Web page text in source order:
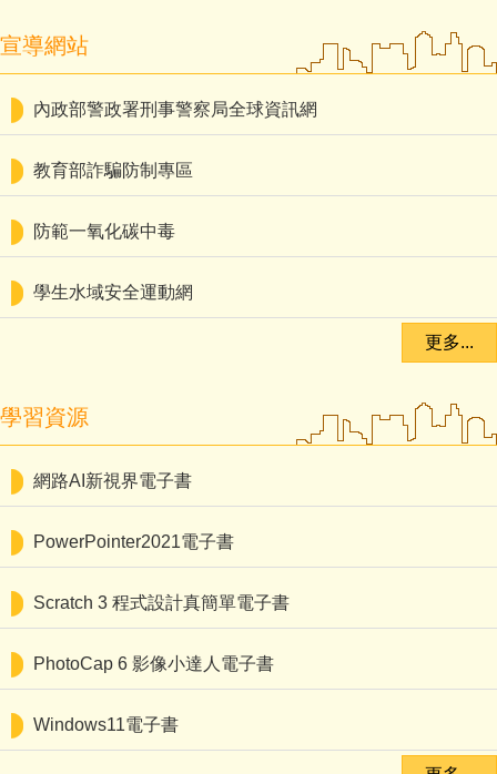
宣導網站
內政部警政署刑事警察局全球資訊網
教育部詐騙防制專區
防範一氧化碳中毒
學生水域安全運動網
更多...
學習資源
網路AI新視界電子書
PowerPointer2021電子書
Scratch 3 程式設計真簡單電子書
PhotoCap 6 影像小達人電子書
Windows11電子書